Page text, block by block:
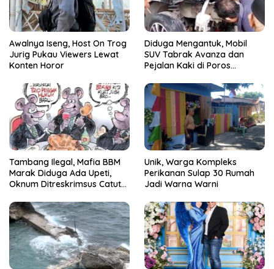
Awalnya Iseng, Host On Trog
Jurig Pukau Viewers Lewat
Konten Horor
Diduga Mengantuk, Mobil
SUV Tabrak Avanza dan
Pejalan Kaki di Poros
Tambang Ilegal, Mafia BBM
Marak Diduga Ada Upeti,
Oknum Ditreskrimsus Catut
Unik, Warga Kompleks
Perikanan Sulap 30 Rumah
Jadi Warna Warni